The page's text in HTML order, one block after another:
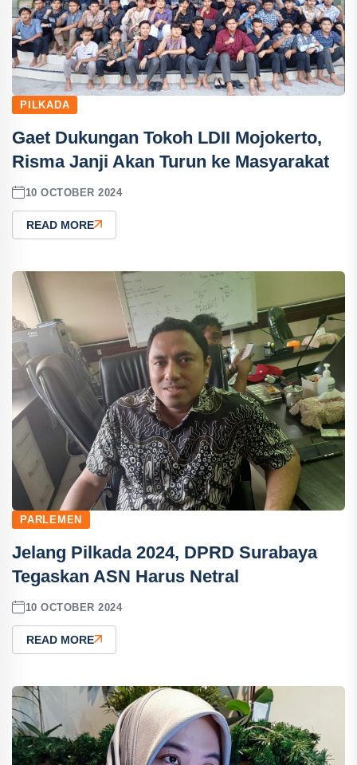
PILKADA
Gaet Dukungan Tokoh LDII Mojokerto,
Risma Janji Akan Turun ke Masyarakat
10 OCTOBER 2024
READ MORE
PARLEMEN
Jelang Pilkada 2024, DPRD Surabaya
Tegaskan ASN Harus Netral
10 OCTOBER 2024
READ MORE